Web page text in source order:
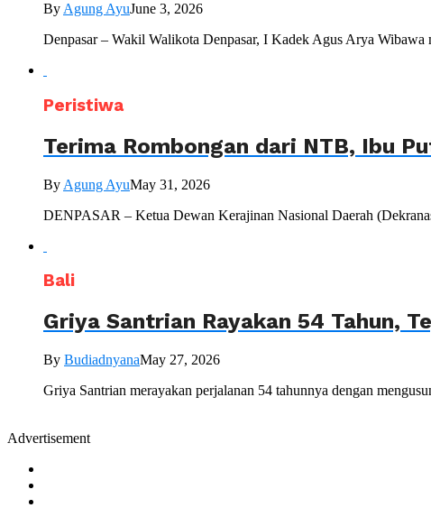
By Agung AyuJune 3, 2026
Denpasar – Wakil Walikota Denpasar, I Kadek Agus Arya Wibawa
Peristiwa
Terima Rombongan dari NTB, Ibu
By Agung AyuMay 31, 2026
DENPASAR – Ketua Dewan Kerajinan Nasional Daerah
Bali
Griya Santrian Rayakan 54 Tahun,
By BudiadnyanaMay 27, 2026
Griya Santrian merayakan perjalanan 54 tahunnya dengan
Advertisement